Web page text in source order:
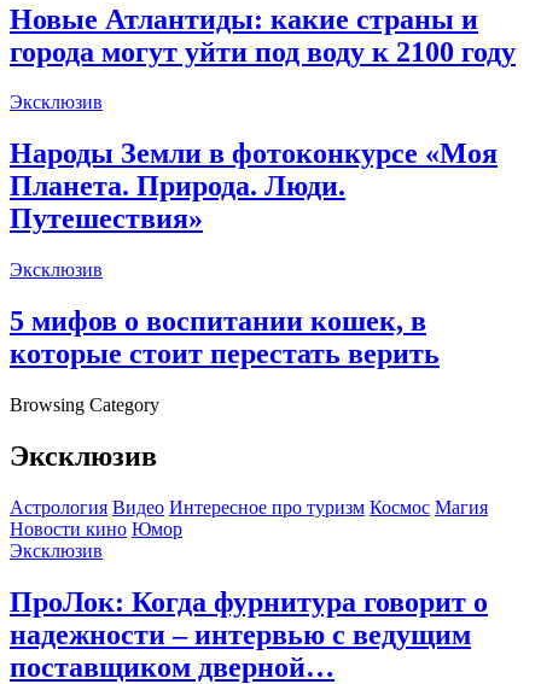
Новые Атлантиды: какие страны и
города могут уйти под воду к 2100 году
Эксклюзив
Народы Земли в фотоконкурсе «Моя
Планета. Природа. Люди.
Путешествия»
Эксклюзив
5 мифов о воспитании кошек, в
которые стоит перестать верить
Browsing Category
Эксклюзив
Астрология Видео Интересное про туризм Космос Магия
Новости кино Юмор
Эксклюзив
ПроЛок: Когда фурнитура говорит о
надежности – интервью с ведущим
поставщиком дверной…